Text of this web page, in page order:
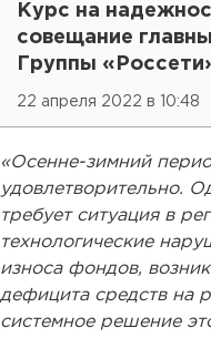
Курс на
совещание
Группы
22 апреля 2022 в 10:48
«Осенне-зимний
удовлетворительно.
требует ситуация в
технологические
износа фондов,
дефицита средств на
системное решение